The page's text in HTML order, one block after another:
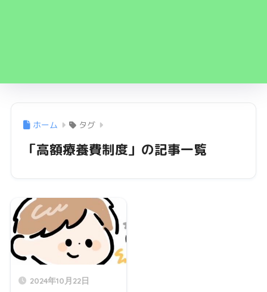
ホーム タグ
「高額療養費制度」の記事一覧
2024年10月22日